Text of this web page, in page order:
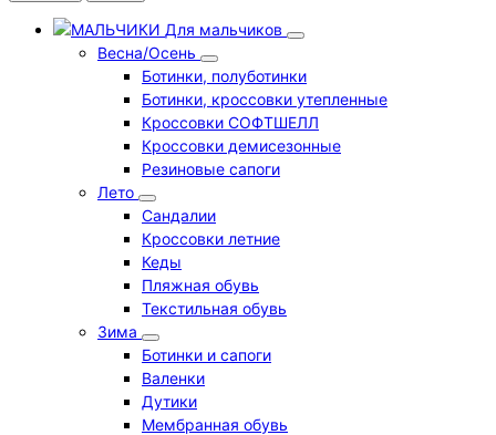
Для мальчиков
Весна/Осень
Ботинки, полуботинки
Ботинки, кроссовки утепленные
Кроссовки СОФТШЕЛЛ
Кроссовки демисезонные
Резиновые сапоги
Лето
Cандалии
Кроссовки летние
Кеды
Пляжная обувь
Текстильная обувь
Зима
Ботинки и сапоги
Валенки
Дутики
Мембранная обувь